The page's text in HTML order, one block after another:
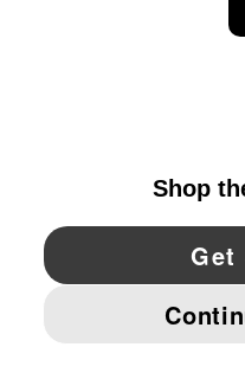
YouTube Twitter